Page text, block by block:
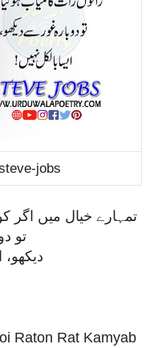
jobs
تمہارے خیال میں اگر
تو
دیکھو،
Raton Rat Kamyab